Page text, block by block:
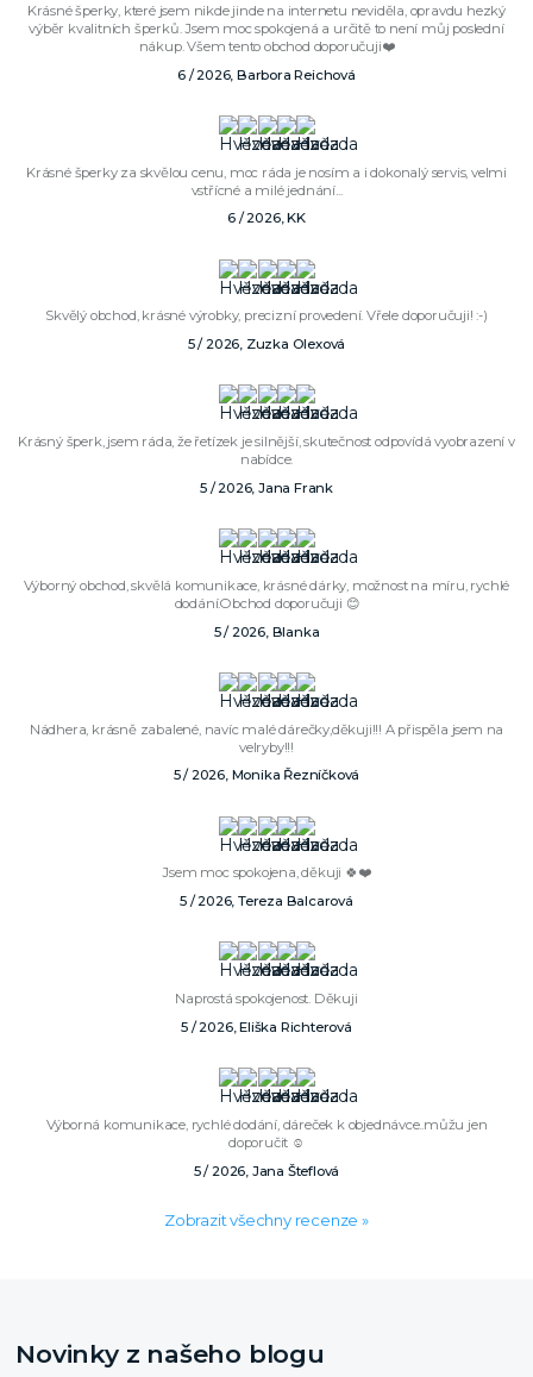
Krásné šperky, které jsem nikde jinde na internetu neviděla, opravdu hezký
výběr kvalitních šperků. Jsem moc spokojená a určitě to není můj poslední
nákup. Všem tento obchod doporučuji❤️
6 / 2026, Barbora Reichová
Krásné šperky za skvělou cenu, moc ráda je nosím a i dokonalý servis, velmi
vstřícné a milé jednání...
6 / 2026, KK
Skvělý obchod, krásné výrobky, precizní provedení. Vřele doporučuji! :-)
5 / 2026, Zuzka Olexová
Krásný šperk, jsem ráda, že řetízek je silnější, skutečnost odpovídá vyobrazení v
nabídce.
5 / 2026, Jana Frank
Výborný obchod, skvělá komunikace, krásné dárky, možnost na míru, rychlé
dodání.Obchod doporučuji 😊
5 / 2026, Blanka
Nádhera, krásně zabalené, navíc malé dárečky,děkuji!!! A přispěla jsem na
velryby!!!
5 / 2026, Monika Řezníčková
Jsem moc spokojena, děkuji 🍀❤️
5 / 2026, Tereza Balcarová
Naprostá spokojenost. Děkuji
5 / 2026, Eliška Richterová
Výborná komunikace, rychlé dodání, dáreček k objednávce..můžu jen
doporučit ☺️
5 / 2026, Jana Šteflová
Zobrazit všechny recenze »
Novinky z našeho blogu